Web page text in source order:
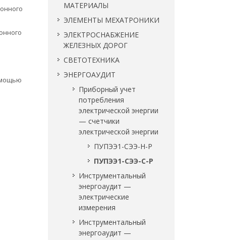
МАТЕРИАЛЫ
ЭЛЕМЕНТЫ МЕХАТРОНИКИ
ЭЛЕКТРОСНАБЖЕНИЕ
ЖЕЛЕЗНЫХ ДОРОГ
СВЕТОТЕХНИКА
ЭНЕРГОАУДИТ
Приборный учет
потребления
электрической энергии
— счетчики
электрической энергии
ПУПЭЭ1-СЭЭ-Н-Р
ПУПЭЭ1-СЭЭ-С-Р
Инструментальный
энергоаудит —
электрические
измерения
Инструментальный
энергоаудит —